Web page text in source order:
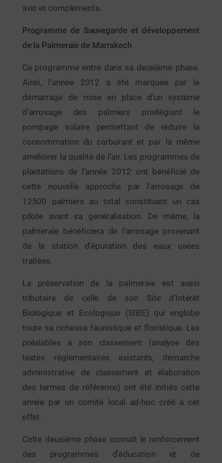
avis et compléments.
Programme de Sauvegarde et développement
de la Palmeraie de Marrakech
Ce programme entre dans sa deuxième phase.
Ainsi, l’année 2012 a été marquée par le
démarrage de mise en place d’un système
d’arrosage des palmiers privilégiant le
pompage solaire permettant de réduire la
consommation du carburant et par la même
améliorer la qualité de l’air. Les programmes de
plantations de l’année 2012 ont bénéficié de
cette nouvelle approche par l’arrosage de
12500 palmiers au total constituant un cas
pilote avant sa généralisation. De même, la
palmeraie bénéficiera de l’arrosage provenant
de la station d’épuration des eaux usées
traitées.
La préservation de la palmeraie est aussi
tributaire de celle de son Site d’Intérêt
Biologique et Ecologique (SIBE) qui englobe
toute sa richesse faunistique et floristique. Les
préalables à son classement (analyse des
textes règlementaires existants, démarche
administrative de classement et élaboration
des termes de référence) ont été initiés cette
année par un comité local ad-hoc créé à cet
effet.
Cette deuxième phase connaît le renforcement
des programmes d’éducation et de